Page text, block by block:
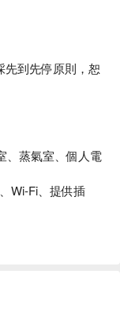
先到先停原則，恕
、蒸氣室、個人電
Wi-Fi、提供插